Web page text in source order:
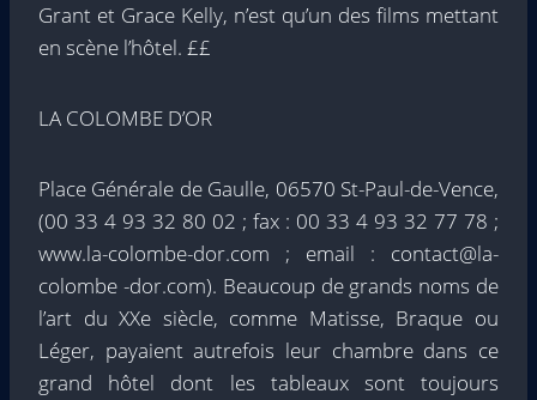
Grant et Grace Kelly, n’est qu’un des films mettant
en scène l’hôtel. ££
LA COLOMBE D’OR
Place Générale de Gaulle, 06570 St-Paul-de-Vence,
(00 33 4 93 32 80 02 ; fax : 00 33 4 93 32 77 78 ;
www.la-colombe-dor.com ; email : contact@la-
colombe -dor.com). Beaucoup de grands noms de
l’art du XXe siècle, comme Matisse, Braque ou
Léger, payaient autrefois leur chambre dans ce
grand hôtel dont les tableaux sont toujours